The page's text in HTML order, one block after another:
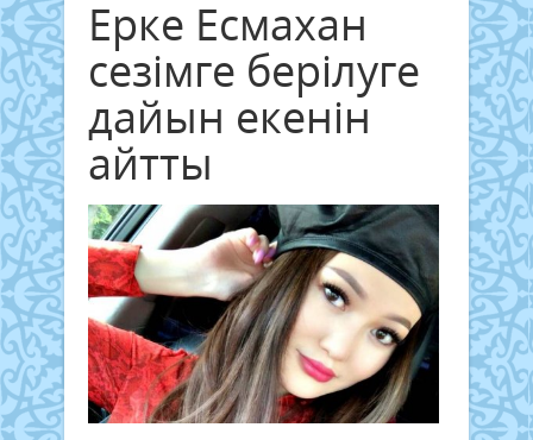
Ерке Есмахан
сезімге берілуге
дайын екенін
айтты